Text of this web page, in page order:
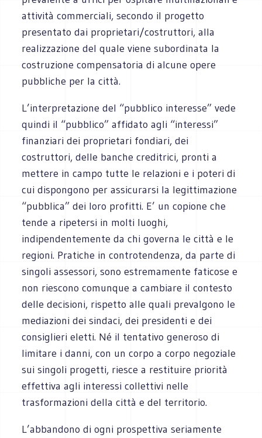
attività commerciali, secondo il progetto
presentato dai proprietari/costruttori, alla
realizzazione del quale viene subordinata la
costruzione compensatoria di alcune opere
pubbliche per la città.
L’interpretazione del “pubblico interesse” vede
quindi il “pubblico” affidato agli “interessi”
finanziari dei proprietari fondiari, dei
costruttori, delle banche creditrici, pronti a
mettere in campo tutte le relazioni e i poteri di
cui dispongono per assicurarsi la legittimazione
“pubblica” dei loro profitti. E’ un copione che
tende a ripetersi in molti luoghi,
indipendentemente da chi governa le città e le
regioni. Pratiche in controtendenza, da parte di
singoli assessori, sono estremamente faticose e
non riescono comunque a cambiare il contesto
delle decisioni, rispetto alle quali prevalgono le
mediazioni dei sindaci, dei presidenti e dei
consiglieri eletti. Né il tentativo generoso di
limitare i danni, con un corpo a corpo negoziale
sui singoli progetti, riesce a restituire priorità
effettiva agli interessi collettivi nelle
trasformazioni della città e del territorio.
L’abbandono di ogni prospettiva seriamente